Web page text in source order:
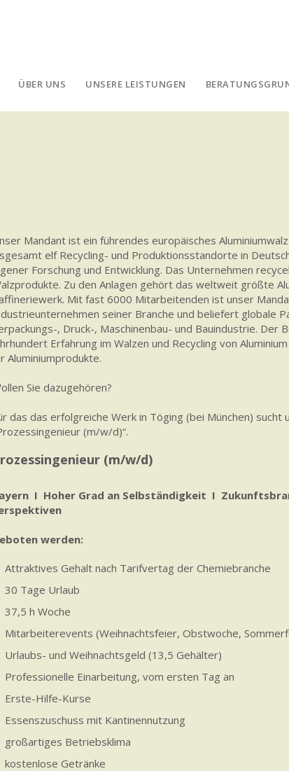
ÜBER UNS UNSERE LEISTUNGEN
Mandant ist ein führendes europäisches
elf Recycling- und Produktionsstandorte in
Forschung und Entwicklung. Das Unternehmen
Zu den Anlagen gehört das weltweit größte
Mit fast 6000 Mitarbeitenden ist unser
seiner Branche und beliefert globale
, Druck-, Maschinenbau- und Bauindustrie. Der
Erfahrung im Walzen und Recycling von
Aluminiumprodukte.
Sie dazugehören?
das das erfolgreiche Werk in Töging (bei München) sucht
(m/w/d)“.
(m/w/d)
I Hoher Grad an Selbständigkeit I
werden:
Attraktives Gehalt nach Tarifvertag der Chemiebranche
30 Tage Urlaub
37,5 h Woche
Mitarbeiterevents (Weihnachtsfeier, Obstwoche,
Urlaubs- und Weihnachtsgeld (13,5 Gehälter)
Professionelle Einarbeitung, vom ersten Tag an
Erste-Hilfe-Kurse
Essenszuschuss mit Kantinennutzung
großartiges Betriebsklima
kostenlose Getränke